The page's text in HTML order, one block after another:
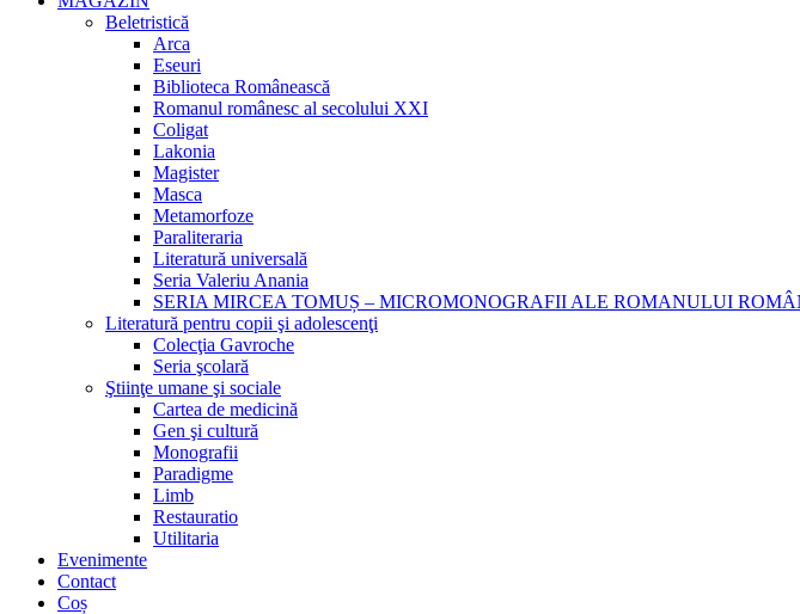
Beletristică
Arca
Eseuri
Biblioteca Românească
Romanul românesc al secolului XXI
Coligat
Lakonia
Magister
Masca
Metamorfoze
Paraliteraria
Literatură universală
Seria Valeriu Anania
SERIA MIRCEA TOMUȘ – MICROMONOGRAFII ALE ROMANULUI
Literatură pentru copii şi adolescenţi
Colecţia Gavroche
Seria şcolară
Ştiinţe umane şi sociale
Cartea de medicină
Gen şi cultură
Monografii
Paradigme
Limb
Restauratio
Utilitaria
Evenimente
Contact
Coș